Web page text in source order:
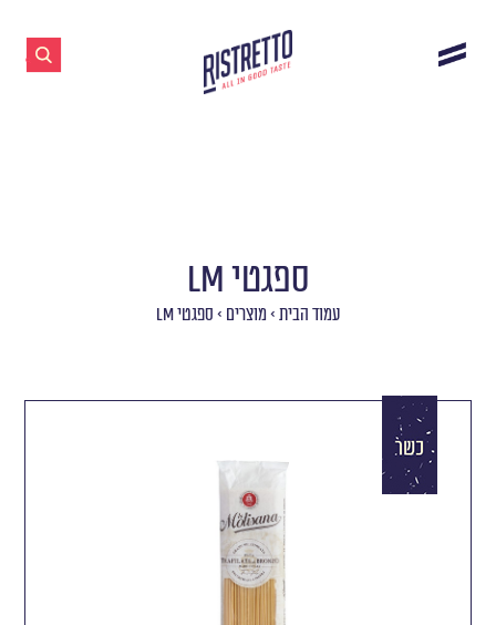
ספגטי LM
עמוד הבית >מוצרים > ספגטי LM